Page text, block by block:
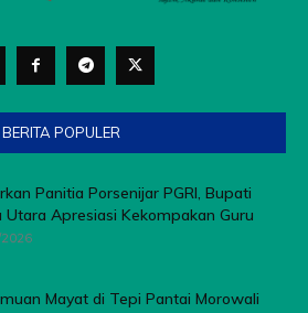
BERITA POPULER
Panitia Porsenijar PGRI, Bupati
Utara Apresiasi Kekompakan Guru
Mayat di Tepi Pantai Morowali